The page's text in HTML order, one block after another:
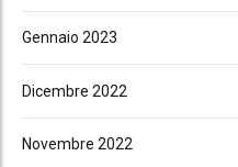
Gennaio 2023
Dicembre 2022
Novembre 2022